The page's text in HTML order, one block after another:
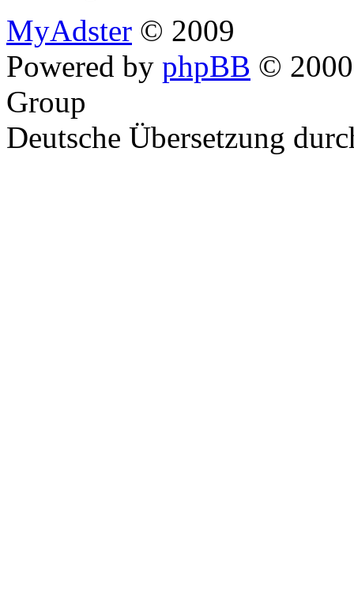
MyAdster © 2009
Powered by phpBB ©
Group
Deutsche Übersetzung